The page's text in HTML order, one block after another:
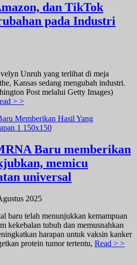
dan TikTok
pada Industri
Unruh yang terlihat di meja
Kansas sedang mengubah industri.
Post melalui Getty Images)
> >
Baru memberikan
memicu
universal
2025oleh
baru telah menunjukkan kemampuan
kekebalan tubuh dan memusnahkan
harapan untuk vaksin kanker
protein tumor tertentu, Read > >